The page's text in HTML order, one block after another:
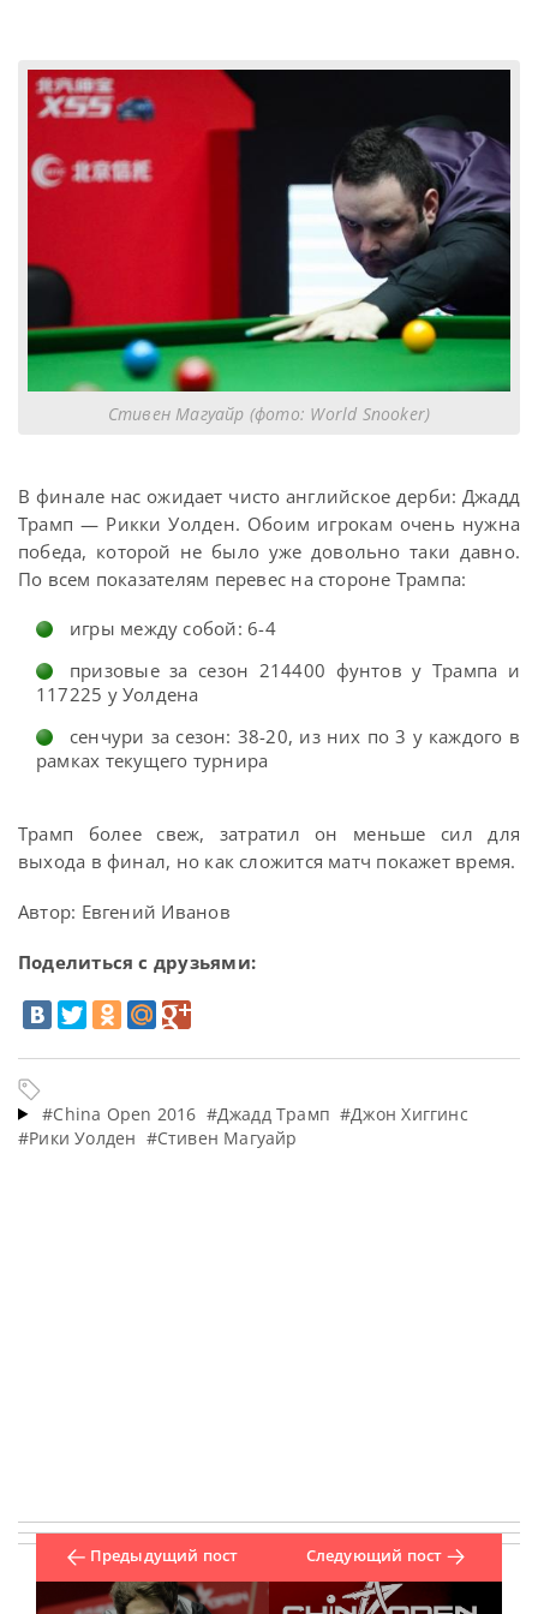
Стивен Магуайр (фото: World Snooker)
В финале нас ожидает чисто английское дерби: Джадд
Трамп — Рикки Уолден. Обоим игрокам очень нужна
победа, которой не было уже довольно таки давно.
По всем показателям перевес на стороне Трампа:
игры между собой: 6-4
призовые за сезон 214400 фунтов у Трампа и
117225 у Уолдена
сенчури за сезон: 38-20, из них по 3 у каждого в
рамках текущего турнира
Трамп более свеж, затратил он меньше сил для
выхода в финал, но как сложится матч покажет время.
Автор: Евгений Иванов
Поделиться с друзьями:
#China Open 2016 #Джадд Трамп #Джон Хиггинс
#Рики Уолден #Стивен Магуайр
Предыдущий пост Следующий пост